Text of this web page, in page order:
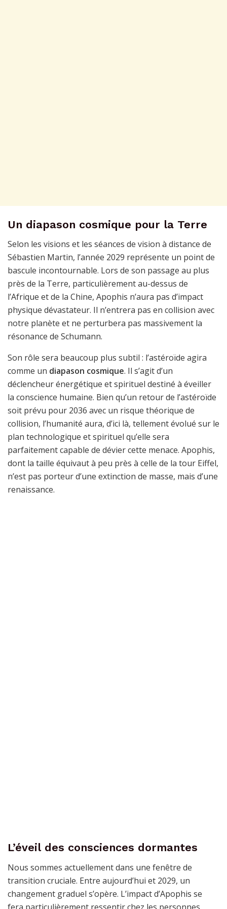
Un diapason cosmique pour la Terre
Selon les visions et les séances de vision à distance de
Sébastien Martin, l’année 2029 représente un point de
bascule incontournable. Lors de son passage au plus
près de la Terre, particulièrement au-dessus de
l’Afrique et de la Chine, Apophis n’aura pas d’impact
physique dévastateur. Il n’entrera pas en collision avec
notre planète et ne perturbera pas massivement la
résonance de Schumann.
Son rôle sera beaucoup plus subtil : l’astéroïde agira
comme un diapason cosmique. Il s’agit d’un
déclencheur énergétique et spirituel destiné à éveiller
la conscience humaine. Bien qu’un retour de l’astéroïde
soit prévu pour 2036 avec un risque théorique de
collision, l’humanité aura, d’ici là, tellement évolué sur le
plan technologique et spirituel qu’elle sera
parfaitement capable de dévier cette menace. Apophis,
dont la taille équivaut à peu près à celle de la tour Eiffel,
n’est pas porteur d’une extinction de masse, mais d’une
renaissance.
L’éveil des consciences dormantes
Nous sommes actuellement dans une fenêtre de
transition cruciale. Entre aujourd’hui et 2029, un
changement graduel s’opère. L’impact d’Apophis se